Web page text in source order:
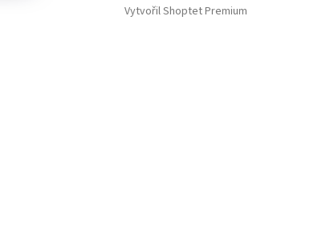
Vytvořil Shoptet Premium